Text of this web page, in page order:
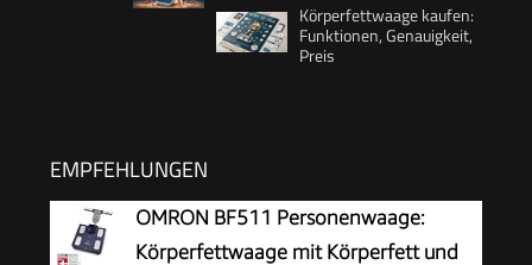
Körperfettwaage kaufen:
Funktionen, Genauigkeit,
Preis
EMPFEHLUNGEN
OMRON BF511 Personenwaage:
Körperfettwaage mit Körperfett und